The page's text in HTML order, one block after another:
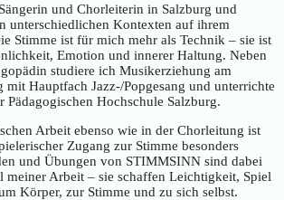
und Chorleiterin in Salzburg und
unterschiedlichen Kontexten auf ihrem
Stimme ist für mich mehr als Technik – sie ist
Emotion und innerer Haltung. Neben
studiere ich Musikerziehung am
mit Hauptfach Jazz-/Popgesang und unterrichte
Pädagogischen Hochschule Salzburg.
Arbeit ebenso wie in der Chorleitung ist
Zugang zur Stimme besonders
und Übungen von STIMMSINN sind dabei
meiner Arbeit – sie schaffen Leichtigkeit, Spiel
Körper, zur Stimme und zu sich selbst.